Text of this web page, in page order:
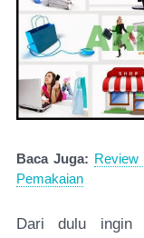
Baca Juga: Review
Pemakaian
Dari dulu ingin